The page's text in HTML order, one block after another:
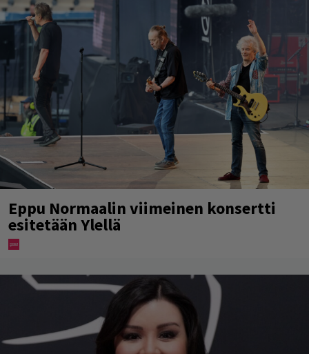
Eppu Normaalin viimeinen konsertti
esitetään Ylellä